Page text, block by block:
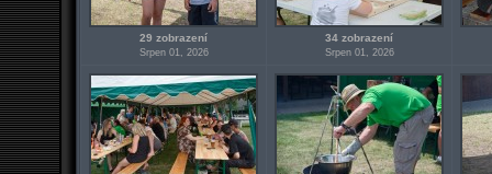
29 zobrazení
Srpen 01, 2026
34 zobrazení
Srpen 01, 2026